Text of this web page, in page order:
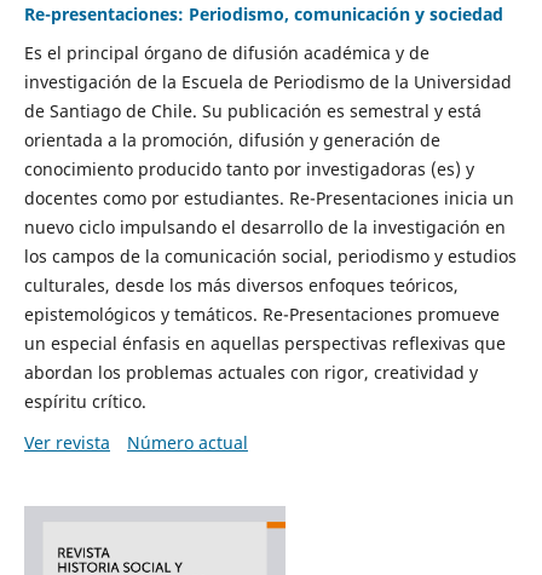
Re-presentaciones: Periodismo, comunicación y sociedad
Es el principal órgano de difusión académica y de
investigación de la Escuela de Periodismo de la Universidad
de Santiago de Chile. Su publicación es semestral y está
orientada a la promoción, difusión y generación de
conocimiento producido tanto por investigadoras (es) y
docentes como por estudiantes. Re-Presentaciones inicia un
nuevo ciclo impulsando el desarrollo de la investigación en
los campos de la comunicación social, periodismo y estudios
culturales, desde los más diversos enfoques teóricos,
epistemológicos y temáticos. Re-Presentaciones promueve
un especial énfasis en aquellas perspectivas reflexivas que
abordan los problemas actuales con rigor, creatividad y
espíritu crítico.
Ver revista
Número actual